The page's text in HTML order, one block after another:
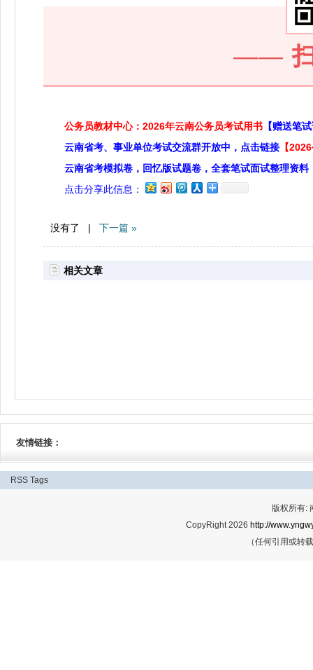
——
公务员教材中心：2026年云南公务员考试用书 【赠送笔
云南省考、事业单位考试交流群开放中，点击链接 【
云南省考模拟卷，回忆版试题卷，全套笔试面试整理资料
点击分享此信息：
没有了 | 下一篇 »
相关文章
友情链接：
RSS Tags
版权所有:
CopyRight 2026 http://
（任何引用或转